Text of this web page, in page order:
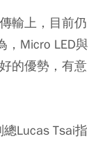
輸上，目前仍
，Micro LED與
的優勢，有意
Lucas Tsai指